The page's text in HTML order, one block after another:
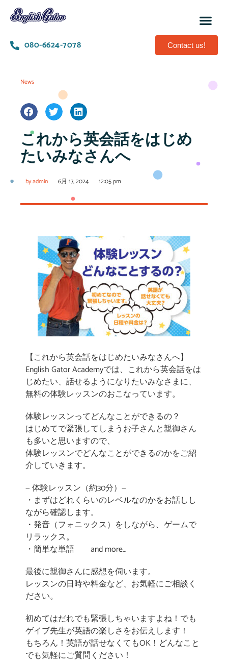
080-6624-7078 Contact us!
News
これから英会話をはじめ
たいみなさんへ
byadmin 6月 17, 2024 12:05 pm
【これから英会話をはじめたいみなさんへ】
English Gator Academyでは、これから英会話をは
じめたい、話せるようになりたいみなさまに、
無料の体験レッスンのおこなっています。
体験レッスンってどんなことができるの？
はじめてで緊張してしまうお子さんと親御さん
も多いと思いますので、
体験レッスンでどんなことができるのかをご紹
介していきます。
— 体験レッスン（約30分）—
・まずはどれくらいのレベルなのかをお話しし
ながら確認します。
・発音（フォニックス）をしながら、ゲームで
リラックス。
・簡単な単語 and more…
最後に親御さんに感想を伺います。
レッスンの日時や料金など、お気軽にご相談く
ださい。
初めてはだれでも緊張しちゃいますよね！でも
ゲイブ先生が英語の楽しさをお伝えします！
もちろん！英語が話せなくてもOK！どんなこと
でも気軽にご質問ください！